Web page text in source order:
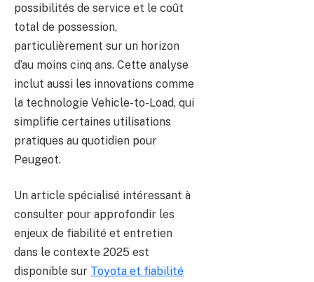
possibilités de service et le coût
total de possession,
particulièrement sur un horizon
d’au moins cinq ans. Cette analyse
inclut aussi les innovations comme
la technologie Vehicle-to-Load, qui
simplifie certaines utilisations
pratiques au quotidien pour
Peugeot.
Un article spécialisé intéressant à
consulter pour approfondir les
enjeux de fiabilité et entretien
dans le contexte 2025 est
disponible sur Toyota et fiabilité